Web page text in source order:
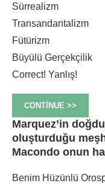
Sürrealizm
Transandantalizm
Fütürizm
Büyülü Gerçekçilik
Correct! Yanlış!
CONTINUE >>
Marquez’in
oluşturduğu
Macondo onun
Benim Hüzünlü